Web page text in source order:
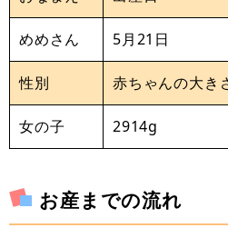
めめさん 5月21日
性別 赤ちゃんの大き
女の子 2914g
お産までの流れ